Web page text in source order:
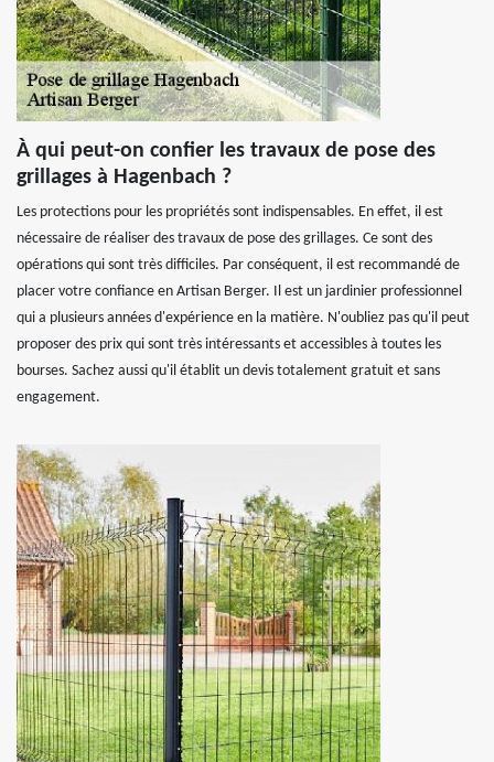
À qui peut-on confier les travaux de pose des
grillages à Hagenbach ?
Les protections pour les propriétés sont indispensables. En effet, il est
nécessaire de réaliser des travaux de pose des grillages. Ce sont des
opérations qui sont très difficiles. Par conséquent, il est recommandé de
placer votre confiance en Artisan Berger. Il est un jardinier professionnel
qui a plusieurs années d'expérience en la matière. N'oubliez pas qu'il peut
proposer des prix qui sont très intéressants et accessibles à toutes les
bourses. Sachez aussi qu'il établit un devis totalement gratuit et sans
engagement.